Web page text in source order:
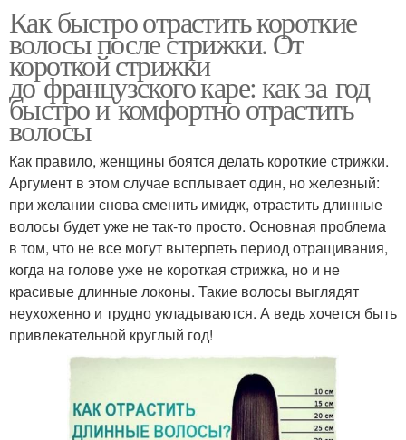
Как быстро отрастить короткие
волосы после стрижки. От
короткой стрижки
до французского каре: как за год
быстро и комфортно отрастить
волосы
Как правило, женщины боятся делать короткие стрижки.
Аргумент в этом случае всплывает один, но железный:
при желании снова сменить имидж, отрастить длинные
волосы будет уже не так-то просто. Основная проблема
в том, что не все могут вытерпеть период отращивания,
когда на голове уже не короткая стрижка, но и не
красивые длинные локоны. Такие волосы выглядят
неухоженно и трудно укладываются. А ведь хочется быть
привлекательной круглый год!